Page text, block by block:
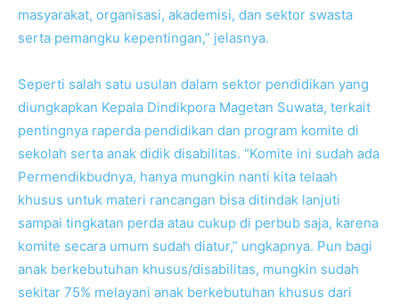
masyarakat, organisasi, akademisi, dan sektor swasta
serta pemangku kepentingan,” jelasnya.
Seperti salah satu usulan dalam sektor pendidikan yang
diungkapkan Kepala Dindikpora Magetan Suwata, terkait
pentingnya raperda pendidikan dan program komite di
sekolah serta anak didik disabilitas. “Komite ini sudah ada
Permendikbudnya, hanya mungkin nanti kita telaah
khusus untuk materi rancangan bisa ditindak lanjuti
sampai tingkatan perda atau cukup di perbub saja, karena
komite secara umum sudah diatur,” ungkapnya. Pun bagi
anak berkebutuhan khusus/disabilitas, mungkin sudah
sekitar 75% melayani anak berkebutuhan khusus dari